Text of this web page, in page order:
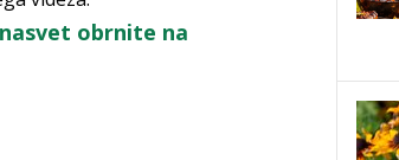
obrnite na